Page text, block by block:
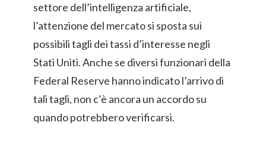
settore dell’intelligenza artificiale,
l’attenzione del mercato si sposta sui
possibili tagli dei tassi d’interesse negli
Stati Uniti. Anche se diversi funzionari della
Federal Reserve hanno indicato l’arrivo di
tali tagli, non c’è ancora un accordo su
quando potrebbero verificarsi.